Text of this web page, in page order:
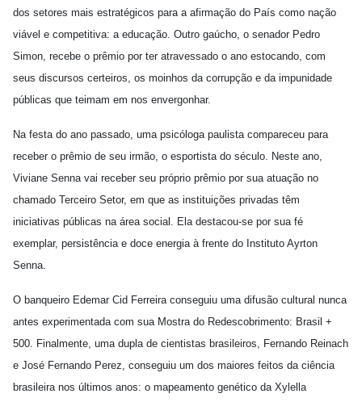
dos setores mais estratégicos para a afirmação do País como nação
viável e competitiva: a educação. Outro gaúcho, o senador Pedro
Simon, recebe o prêmio por ter atravessado o ano estocando, com
seus discursos certeiros, os moinhos da corrupção e da impunidade
públicas que teimam em nos envergonhar.
Na festa do ano passado, uma psicóloga paulista compareceu para
receber o prêmio de seu irmão, o esportista do século. Neste ano,
Viviane Senna vai receber seu próprio prêmio por sua atuação no
chamado Terceiro Setor, em que as instituições privadas têm
iniciativas públicas na área social. Ela destacou-se por sua fé
exemplar, persistência e doce energia à frente do Instituto Ayrton
Senna.
O banqueiro Edemar Cid Ferreira conseguiu uma difusão cultural nunca
antes experimentada com sua Mostra do Redescobrimento: Brasil +
500. Finalmente, uma dupla de cientistas brasileiros, Fernando Reinach
e José Fernando Perez, conseguiu um dos maiores feitos da ciência
brasileira nos últimos anos: o mapeamento genético da Xylella